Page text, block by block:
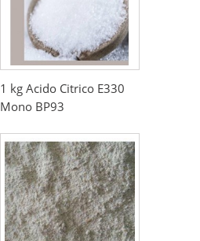
1 kg Acido Citrico E330
Mono BP93